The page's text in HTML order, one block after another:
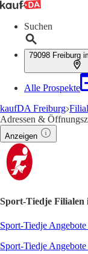
Suchen
79098 Freiburg
Alle Prospekte
kaufDA Freiburg
Adressen &
Anzeigen
Sport-Tiedje Filialen
Sport-Tiedje
Sport-Tiedje